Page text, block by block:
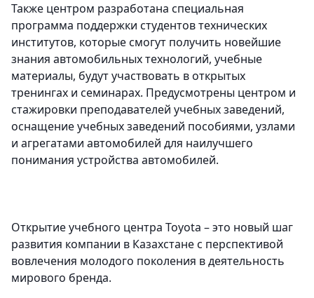
Также центром разработана специальная
программа поддержки студентов технических
институтов, которые смогут получить новейшие
знания автомобильных технологий, учебные
материалы, будут участвовать в открытых
тренингах и семинарах. Предусмотрены центром и
стажировки преподавателей учебных заведений,
оснащение учебных заведений пособиями, узлами
и агрегатами автомобилей для наилучшего
понимания устройства автомобилей.
Открытие учебного центра Toyota – это новый шаг
развития компании в Казахстане с перспективой
вовлечения молодого поколения в деятельность
мирового бренда.